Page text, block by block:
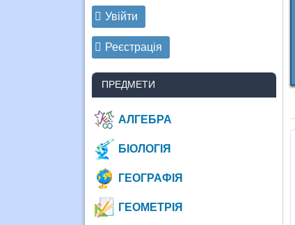
Увійти
Реєстрація
ПРЕДМЕТИ
АЛГЕБРА
БІОЛОГІЯ
ГЕОГРАФІЯ
ГЕОМЕТРІЯ